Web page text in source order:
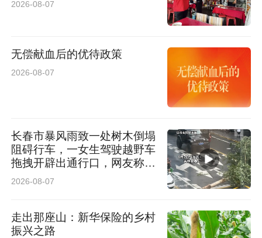
2026-08-07
无偿献血后的优待政策
2026-08-07
长春市暴风雨致一处树木倒塌
阻碍行车，一女生驾驶越野车
拖拽开辟出通行口，网友称赞
女司机拖拽时放缆旗还慢速！
2026-08-07
走出那座山：新华保险的乡村
振兴之路